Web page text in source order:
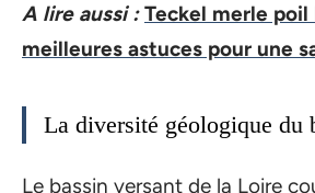
A lire aussi : Teckel merle poil
meilleures astuces pour une
La diversité géologique du
Le bassin versant de la Loire